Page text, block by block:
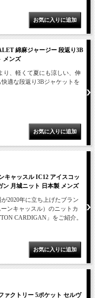
綿麻ジャージー 段返り3B
メンズ
り、軽くて夏にも涼しい、伸
適な段返り3Bジャケットを
キャッスル IC12 アイスコッ
ン 月城ニット 日本製 メンズ
2020年に立ち上げたブラン
ンキャッスル）のニットカ
CARDIGAN」をご紹介。
ァクトリー 5ポケット セルヴ